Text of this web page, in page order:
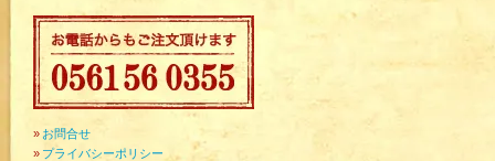
» お問合せ
» プライバシーポリシー